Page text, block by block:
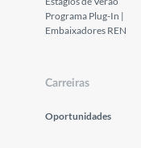
Programa Plug-In |
Embaixadores REN
Carreiras
Oportunidades